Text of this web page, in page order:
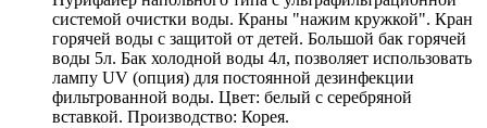
системой очистки воды. Краны "нажим кружкой". Кран
горячей воды с защитой от детей. Большой бак горячей
воды 5л. Бак холодной воды 4л, позволяет использовать
лампу UV (опция) для постоянной дезинфекции
фильтрованной воды. Цвет: белый с серебряной
вставкой. Производство: Корея.